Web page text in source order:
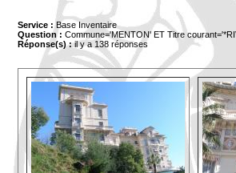
Service : Base Inventaire
Question : Commune='MENTON' ET Titre
Réponse(s) :il y a 138 réponses